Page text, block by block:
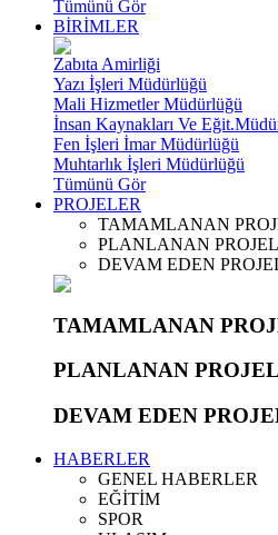
Tümünü Gör
BİRİMLER
Zabıta Amirliği
Yazı İşleri Müdürlüğü
Mali Hizmetler Müdürlüğü
İnsan Kaynakları Ve
Fen İşleri İmar Müdürlüğü
Muhtarlık İşleri Müdürlüğü
Tümünü Gör
PROJELER
TAMAMLANAN
PLANLANAN
DEVAM EDEN
TAMAMLANAN
PLANLANAN
DEVAM EDEN
HABERLER
GENEL HABERLER
EĞİTİM
SPOR